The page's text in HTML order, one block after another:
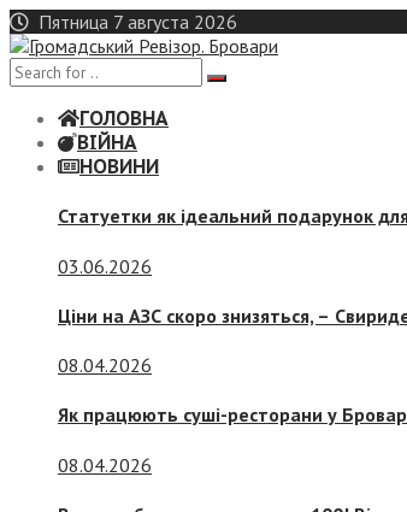
Skip
to
content
Пятница 7 августа 2026
ГОЛОВНА
ВІЙНА
НОВИНИ
Статуетки як ідеальний подарунок
03.06.2026
Ціни на АЗС скоро знизяться, –
08.04.2026
Як працюють суші-ресторани у
08.04.2026